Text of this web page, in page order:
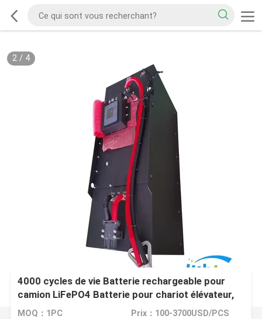
2/ 4
4000 cycles de vie Batterie rechargeable pour
camion LiFePO4 Batterie pour chariot élévateur,
chariot de golf, empilateur électrique
MOQ：1PC Prix：100-3700USD/PCS